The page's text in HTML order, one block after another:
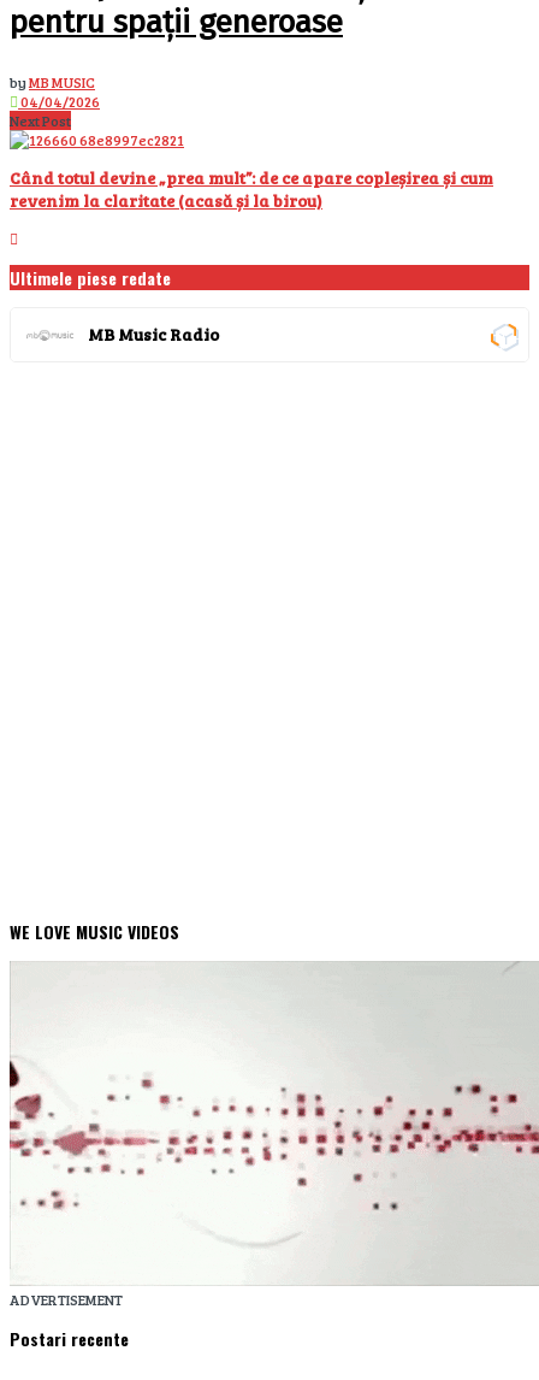
pentru spații generoase
byMB MUSIC
04/04/2026
Next Post
Când totul devine „prea mult”: de ce apare copleșirea și cum
revenim la claritate (acasă și la birou)
Ultimele piese redate
MB Music Radio
WE LOVE MUSIC VIDEOS
ADVERTISEMENT
Postari recente